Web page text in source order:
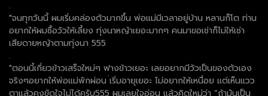
.
"จนทุกวันนี้ ผมเริ่มคล่องตัวมากขึ้น พ่อแม่มีเวลาอยู่บ้าน หลานก็โต ท่าน
อยากให้ผมซื้อวัวให้เลี้ยง ทุ่งนาหญ้าเยอะมากๆ คนมาขอเช่าก็ไม่ให้เช่า
เสียดายหญ้าตามทุ่งนา 555
.
"ตอนนี้เกี่ยวข้าวเสร็จใหม่ๆ ฟางข้าวเยอะ เลยอยากมีวัวเป็นของตัวเอง
จริงๆอยากให้พ่อแม่พักผ่อน ่เริ่มอายุเยอะ ไม่อยากให้เหนื่อย แต่เห็นแวว
ตาแล้วคงขัดใจไม่ได้ครับ555 ผมเลยใจอ่อน แล้วคิดใหม่ว่า “ถ้ามันเป็น